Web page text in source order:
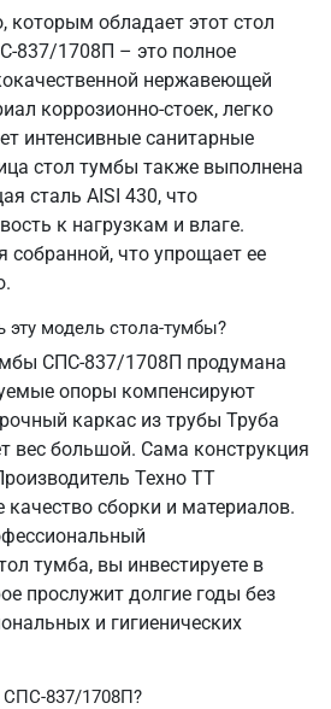
которым обладает этот стол
837/1708П – это полное
нержавеющей
коррозионно-стоек, легко
интенсивные санитарные
стол тумбы также выполнена
сталь AISI 430, что
к нагрузкам и влаге.
собранной, что упрощает ее
эту модель стола-тумбы?
СПС-837/1708П продумана
опоры компенсируют
каркас из трубы Труба
вес большой. Сама конструкция
Техно ТТ
качество сборки и материалов.
тумба, вы инвестируете в
прослужит долгие годы без
и гигиенических
СПС-837/1708П?